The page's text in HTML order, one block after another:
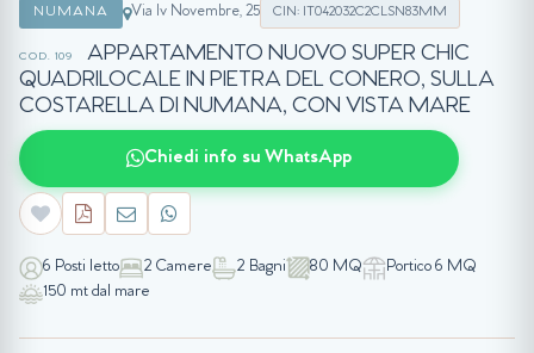
NUMANA Via Iv Novembre, 25 CIN: IT042032C2CLSN83MM
COD. 109
APPARTAMENTO NUOVO SUPER CHIC
QUADRILOCALE IN PIETRA DEL CONERO, SULLA
COSTARELLA DI NUMANA, CON VISTA MARE
Chiedi info su WhatsApp
6 Posti letto 2 Camere 2 Bagni 80 MQ
Portico 6 MQ
150 mt dal mare